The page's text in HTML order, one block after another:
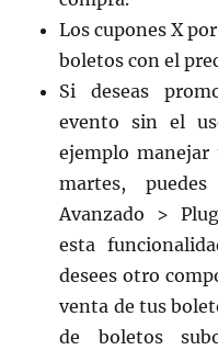
Los cupones X
boletos con el
Si deseas
evento sin el
ejemplo
martes,
Avanzado >
esta
desees otro
venta de tus
de boletos